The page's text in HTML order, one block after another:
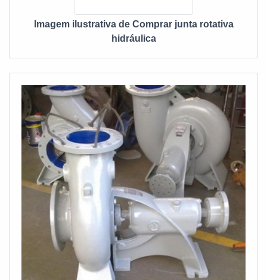
qualidade final para cada cliente.QUALIDADE
COMPROVADA NO SEGMENTONa MECFLU Selos
oferece uma variedade de itens como junta rotativa e união
rotativa com ótima qualidade e precisão.Com a organização
é possível tirar as suas dúvidas sobre os serviços do ramo,
além de contar com os melhores profissionais e instalações.
Assim, conquistando a confiança e a satisfação dos
clientes, que são os maiores objetivos da marca.A MECFLU
Selos Mecânicos é uma empresa que tem sido apontada de
forma positiva no mercado pela seriedade e qualidade que
comprova sua essência de trazer o melhor aos clientes no
Imagem ilustrativa de Comprar junta rotativa
hidráulica